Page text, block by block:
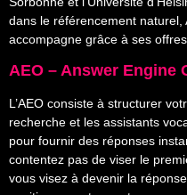
dans le référencement naturel,
accompagne grâce à ses offres
AEO – Answer Engine
L’AEO consiste à structurer
recherche et les assistants
pour fournir des réponses
contentez pas de viser le
vous visez à devenir la